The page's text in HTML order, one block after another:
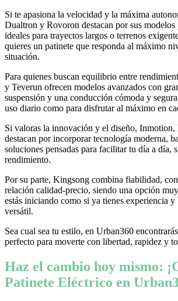
Si te apasiona la velocidad y la máxima
Dualtron y Rovoron destacan por sus modelos
ideales para trayectos largos o terrenos
quieres un patinete que responda al máximo
situación.
Para quienes buscan equilibrio entre
y Teverun ofrecen modelos avanzados con
suspensión y una conducción cómoda y
uso diario como para disfrutar al máximo en
Si valoras la innovación y el diseño,
destacan por incorporar tecnología moderna,
soluciones pensadas para facilitar tu día a día,
rendimiento.
Por su parte, Kingsong combina fiabilidad,
relación calidad-precio, siendo una opción
estás iniciando como si ya tienes experiencia y
versátil.
Sea cual sea tu estilo, en Urban360
perfecto para moverte con libertad, rapidez y
Haz el cambio hoy mismo:
Patinete Eléctrico en